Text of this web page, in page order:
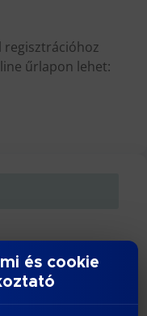
regisztrációhoz
űrlapon lehet:
02
és cookie